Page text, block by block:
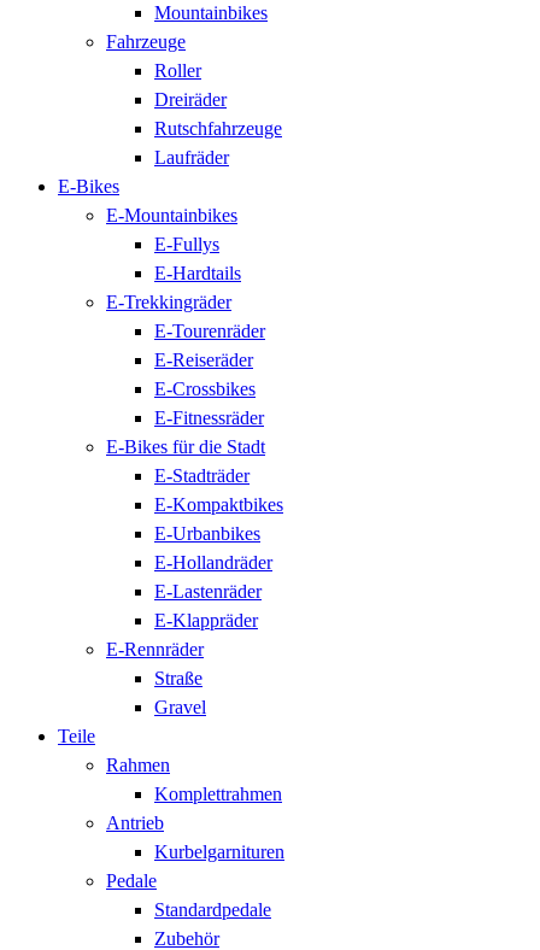
Mountainbikes
Fahrzeuge
Roller
Dreiräder
Rutschfahrzeuge
Laufräder
E-Bikes
E-Mountainbikes
E-Fullys
E-Hardtails
E-Trekkingräder
E-Tourenräder
E-Reiseräder
E-Crossbikes
E-Fitnessräder
E-Bikes für die Stadt
E-Stadträder
E-Kompaktbikes
E-Urbanbikes
E-Hollandräder
E-Lastenräder
E-Klappräder
E-Rennräder
Straße
Gravel
Teile
Rahmen
Komplettrahmen
Antrieb
Kurbelgarnituren
Pedale
Standardpedale
Zubehör